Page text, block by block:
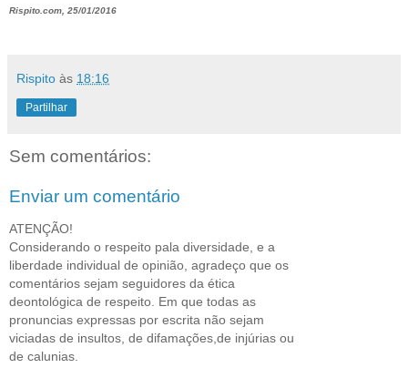
Rispito.com, 25/01/2016
Rispito às 18:16
Partilhar
Sem comentários:
Enviar um comentário
ATENÇÃO!
Considerando o respeito pala diversidade, e a
liberdade individual de opinião, agradeço que os
comentários sejam seguidores da ética
deontológica de respeito. Em que todas as
pronuncias expressas por escrita não sejam
viciadas de insultos, de difamações,de injúrias ou
de calunias.